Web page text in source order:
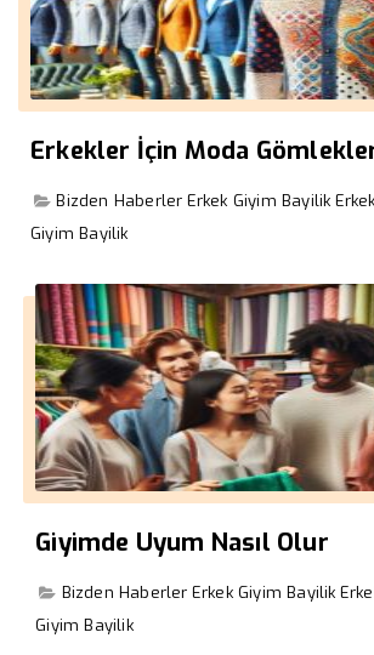
Erkekler İçin Moda
Bizden Haberler Erkek Giyim Bayilik
Giyim Bayilik
Giyimde Uyum Nasıl Olur
Bizden Haberler Erkek Giyim Bayilik
Giyim Bayilik